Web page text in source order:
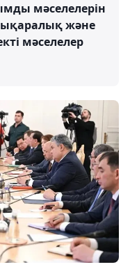
мәселелерін
және
мәселелер